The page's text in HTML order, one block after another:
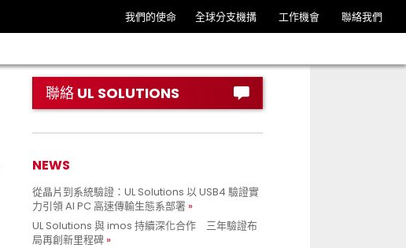
我們的使命 全球分支機搆 工作機會 聯絡我們
聯絡 UL SOLUTIONS
NEWS
從晶片到系統驗證：UL Solutions 以 USB4 驗證實
力引領 AI PC 高速傳輸生態系部署
UL Solutions 與 imos 持續深化合作 三年驗證布
局再創新里程碑